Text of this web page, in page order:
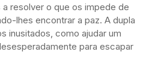
resolver o que os impede de
lhes encontrar a paz. A dupla
inusitados, como ajudar um
para escapar